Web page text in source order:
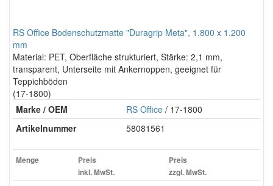
RS Office Bodenschutzmatte "Duragrip Meta", 1.800 x 1.200
mm
Material: PET, Oberfläche strukturiert, Stärke: 2,1 mm,
transparent, Unterseite mit Ankernoppen, geeignet für
Teppichböden
(17-1800)
Marke / OEM
RS Office / 17-1800
Artikelnummer
58081561
Menge
Preis
inkl. MwSt.
Preis
zzgl. MwSt.